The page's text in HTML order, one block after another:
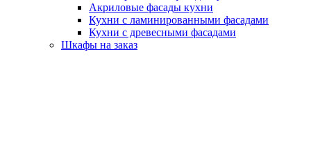
Акриловые фасады кухни
Кухни с ламинированными фасадами
Кухни с древесными фасадами
Шкафы на заказ